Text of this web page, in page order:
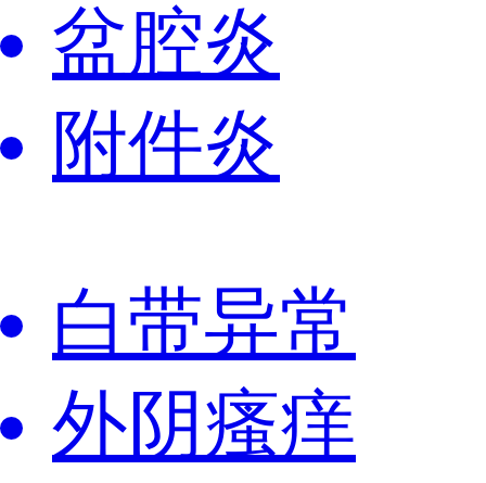
盆腔炎
附件炎
白带异常
外阴瘙痒